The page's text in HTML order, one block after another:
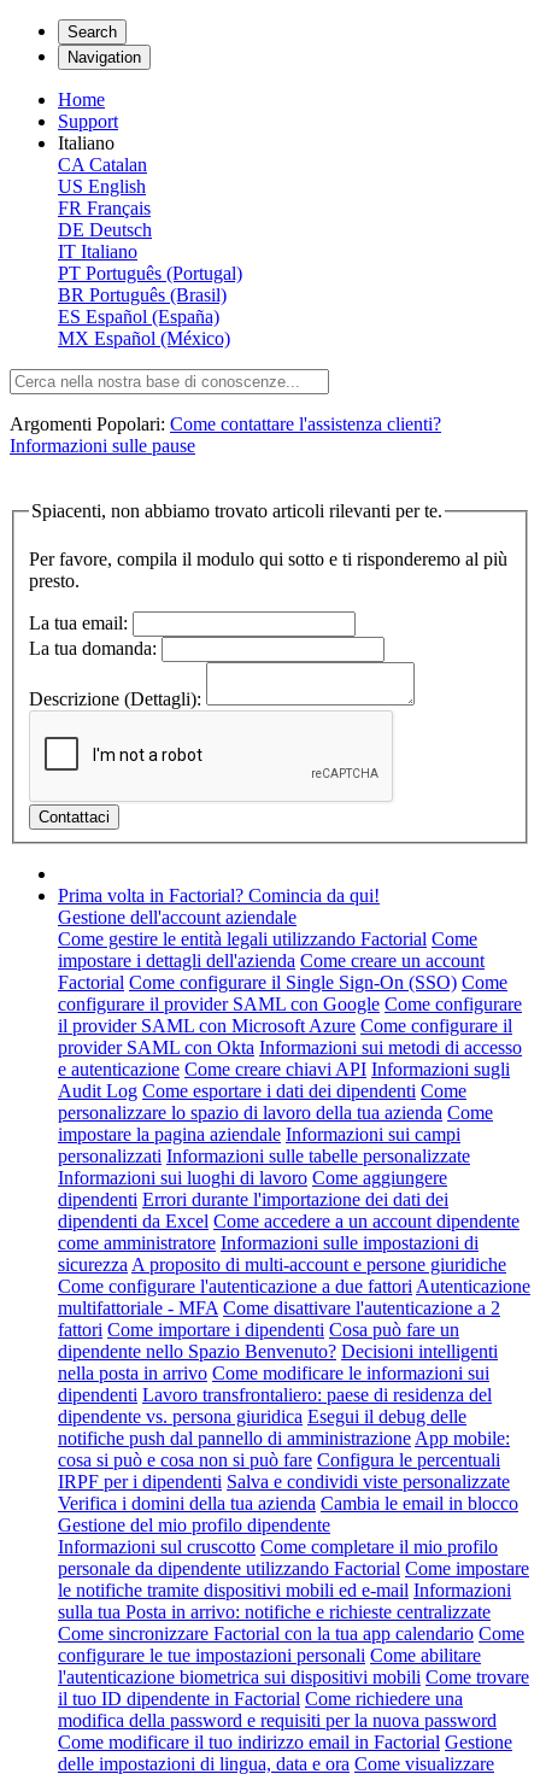
Search
Navigation
Home
Support
Italiano
CA Catalan
US English
FR Français
DE Deutsch
IT Italiano
PT Português (Portugal)
BR Português (Brasil)
ES Español (España)
MX Español (México)
Argomenti Popolari: Come contattare l'assistenza clienti?
Informazioni sulle pause
Spiacenti, non abbiamo trovato articoli rilevanti per te.
Per favore, compila il modulo qui sotto e ti risponderemo al più
presto.
La tua email:
La tua domanda:
Descrizione (Dettagli):
Prima volta in Factorial? Comincia da qui!
Gestione dell'account aziendale
Come gestire le entità legali utilizzando Factorial Come
impostare i dettagli dell'azienda Come creare un account
Factorial Come configurare il Single Sign-On (SSO) Come
configurare il provider SAML con Google Come configurare
il provider SAML con Microsoft Azure Come configurare il
provider SAML con Okta Informazioni sui metodi di accesso
e autenticazione Come creare chiavi API Informazioni sugli
Audit Log Come esportare i dati dei dipendenti Come
personalizzare lo spazio di lavoro della tua azienda Come
impostare la pagina aziendale Informazioni sui campi
personalizzati Informazioni sulle tabelle personalizzate
Informazioni sui luoghi di lavoro Come aggiungere
dipendenti Errori durante l'importazione dei dati dei
dipendenti da Excel Come accedere a un account dipendente
come amministratore Informazioni sulle impostazioni di
sicurezza A proposito di multi-account e persone giuridiche
Come configurare l'autenticazione a due fattori Autenticazione
multifattoriale - MFA Come disattivare l'autenticazione a 2
fattori Come importare i dipendenti Cosa può fare un
dipendente nello Spazio Benvenuto? Decisioni intelligenti
nella posta in arrivo Come modificare le informazioni sui
dipendenti Lavoro transfrontaliero: paese di residenza del
dipendente vs. persona giuridica Esegui il debug delle
notifiche push dal pannello di amministrazione App mobile:
cosa si può e cosa non si può fare Configura le percentuali
IRPF per i dipendenti Salva e condividi viste personalizzate
Verifica i domini della tua azienda Cambia le email in blocco
Gestione del mio profilo dipendente
Informazioni sul cruscotto Come completare il mio profilo
personale da dipendente utilizzando Factorial Come impostare
le notifiche tramite dispositivi mobili ed e-mail Informazioni
sulla tua Posta in arrivo: notifiche e richieste centralizzate
Come sincronizzare Factorial con la tua app calendario Come
configurare le tue impostazioni personali Come abilitare
l'autenticazione biometrica sui dispositivi mobili Come trovare
il tuo ID dipendente in Factorial Come richiedere una
modifica della password e requisiti per la nuova password
Come modificare il tuo indirizzo email in Factorial Gestione
delle impostazioni di lingua, data e ora Come visualizzare